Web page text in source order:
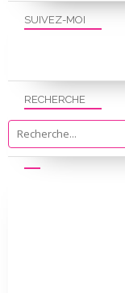
SUIVEZ-MOI
RECHERCHE